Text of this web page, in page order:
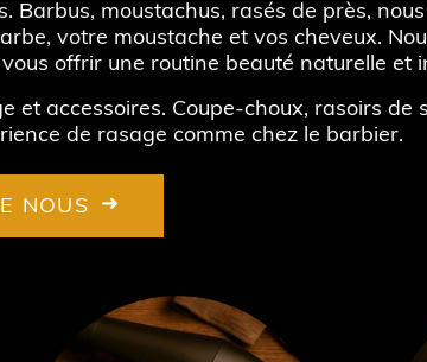
Barbus, moustachus, rasés de près,
votre moustache et vos cheveux.
offrir une routine beauté naturelle et
accessoires. Coupe-choux, rasoirs de
de rasage comme chez le barbier.
NOUS